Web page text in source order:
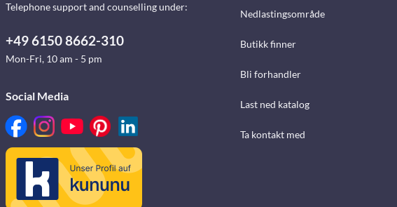
Telephone support and counselling under:
+49 6150 8662-310
Mon-Fri, 10 am - 5 pm
Social Media
Nedlastingsområde
Butikk finner
Bli forhandler
Last ned katalog
Ta kontakt med